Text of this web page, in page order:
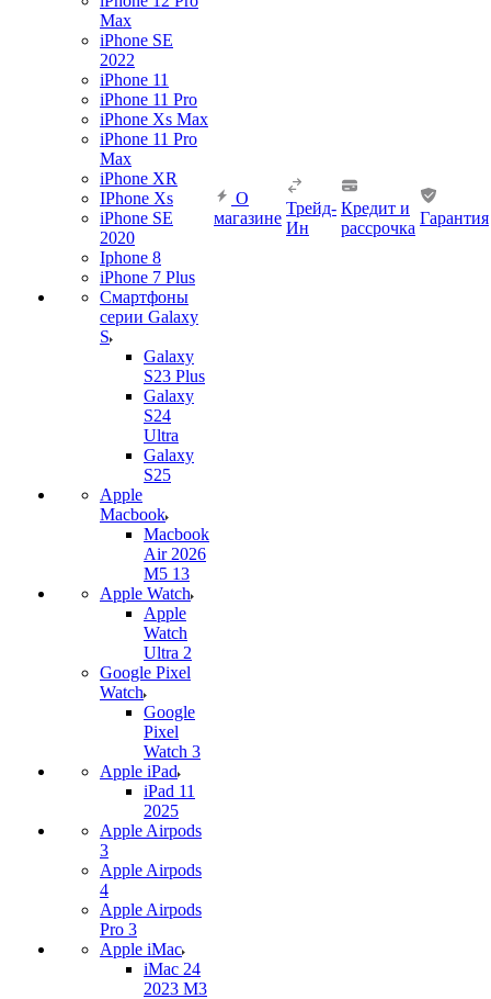
Max
iPhone SE
2022
iPhone 11
iPhone 11 Pro
iPhone Xs Max
iPhone 11 Pro
Max
iPhone XR
IPhone Xs
iPhone SE
2020
Iphone 8
iPhone 7 Plus
Смартфоны
серии Galaxy
S
Galaxy
S23 Plus
Galaxy
S24
Ultra
Galaxy
S25
Apple
Macbook
Macbook
Air 2026
M5 13
Apple Watch
Apple
Watch
Ultra 2
Google Pixel
Watch
Google
Pixel
Watch 3
Apple iPad
iPad 11
2025
Apple Airpods
3
Apple Airpods
4
Apple Airpods
Pro 3
Apple iMac
iMac 24
2023 M3
О
магазине
Трейд-
Ин
Кредит и
рассрочка
Гарантия